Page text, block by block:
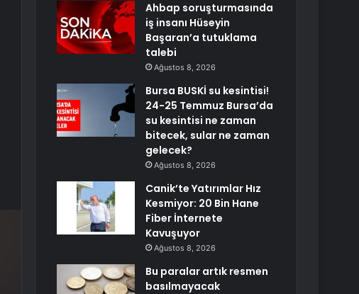
Ahbap soruşturmasında
iş insanı Hüseyin
Başaran’a tutuklama
talebi
Ağustos 8, 2026
Bursa BUSKİ su kesintisi!
24-25 Temmuz Bursa’da
su kesintisi ne zaman
bitecek, sular ne zaman
gelecek?
Ağustos 8, 2026
Canik’te Yatırımlar Hız
Kesmiyor: 20 Bin Hane
Fiber İnternete
Kavuşuyor
Ağustos 8, 2026
Bu paralar artık resmen
basılmayacak